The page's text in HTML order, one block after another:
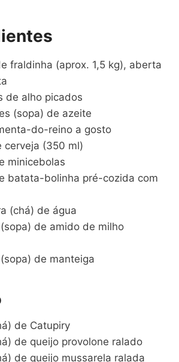
fraldinha (aprox. 1,5 kg), aberta
de alho picados
(sopa) de azeite
do-reino a gosto
cerveja (350 ml)
minicebolas
batata-bolinha pré-cozida com
(chá) de água
(sopa) de amido de milho
de manteiga
de Catupiry
de queijo provolone ralado
de queijo mussarela ralada